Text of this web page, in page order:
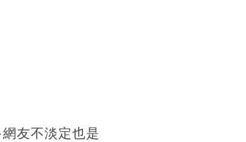
友不淡定也是